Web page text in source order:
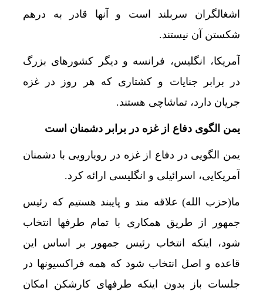
اشغالگران سربلند است و آنها قادر به درهم
شکستن آن نیستند.
آمریکا، انگلیس، فرانسه و دیگر کشورهای بزرگ
در برابر جنایات و کشتاری که هر روز در غزه
جریان دارد، تماشاچی هستند.
یمن الگوی دفاع از غزه در برابر دشمنان است
یمن الگویی در دفاع از غزه در رویارویی با دشمنان
آمریکایی، اسرائیلی و انگلیسی ارائه کرد.
ما(حزب الله) علاقه مند و پایبند هستیم که رئیس
جمهور از طریق همکاری با تمام طرفها انتخاب
شود، اینکه انتخاب رئیس جمهور بر اساس این
قاعده و اصل انتخاب شود که همه فراکسیونها در
جلسات باز بدون اینکه طرفهای کارشکن امکان